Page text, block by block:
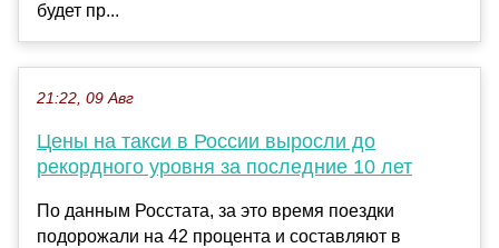
будет пр...
21:22, 09 Авг
Цены на такси в России выросли до
рекордного уровня за последние 10 лет
По данным Росстата, за это время поездки
подорожали на 42 процента и составляют в